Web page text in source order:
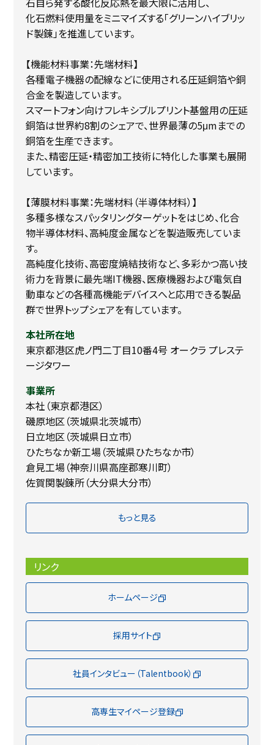
化石燃料使用量をミニマイズする「グリーンハイブリッ
ド製錬」を推進しています。
【機能材料事業：先端材料】
各種電子機器の配線などに使用される圧延銅箔や銅
合金を製造しています。
スマートフォン向けフレキシブルプリント基盤用の圧延
銅箔は世界約8割のシェアで、世界最薄の5μmまでの
銅箔を生産できます。
また、精密圧延・精密加工技術に特化した事業も展開
しています。
【薄膜材料事業：先端材料（半導体材料）】
多種多様なスパッタリングターゲットをはじめ、化合
物半導体材料、高純度金属などを製造販売していま
す。
高純度化技術、高密度焼結技術など、多彩かつ高い技
術力を背景に最先端IT機器、医療機器および電気自
動車などの各種高機能デバイスへと応用できる製品
群で世界トップシェアを有しています。
本社所在地
東京都港区虎ノ門二丁目10番4号 オークラ プレステ
ージタワー
事業所
本社（東京都港区）
磯原地区（茨城県北茨城市）
日立地区（茨城県日立市）
ひたちなか新工場（茨城県ひたちなか市）
倉見工場（神奈川県高座郡寒川町）
佐賀関製錬所（大分県大分市）
もっと見る
リンク
ホームページ
採用サイト
社員インタビュー（Talentbook）
高専生マイページ登録